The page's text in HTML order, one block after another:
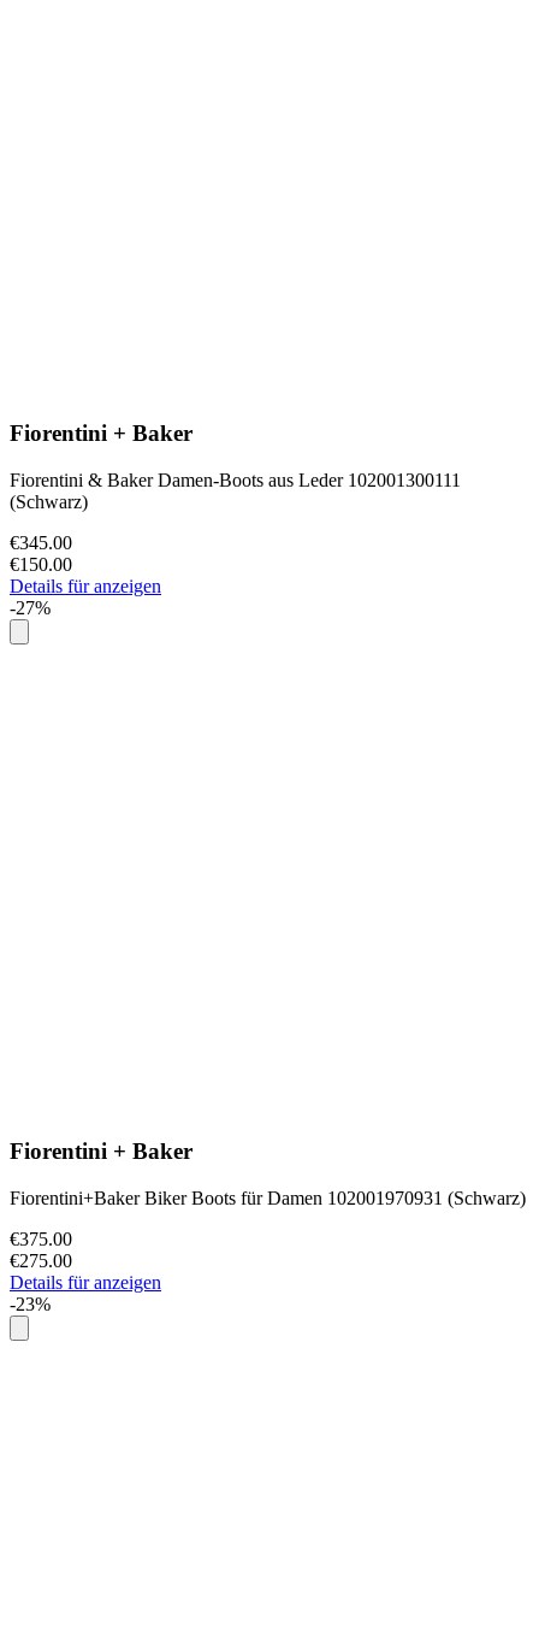
Fiorentini + Baker
Fiorentini & Baker Damen-Boots aus Leder 102001300111
(Schwarz)
€345.00
€150.00
Details für anzeigen
-27%
Fiorentini + Baker
Fiorentini+Baker Biker Boots für Damen 102001970931 (Schwarz)
€375.00
€275.00
Details für anzeigen
-23%